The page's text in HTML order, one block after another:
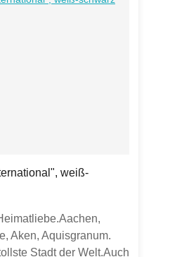
weiß-
Aken, Aquisgranum.
Stadt der Welt.Auch